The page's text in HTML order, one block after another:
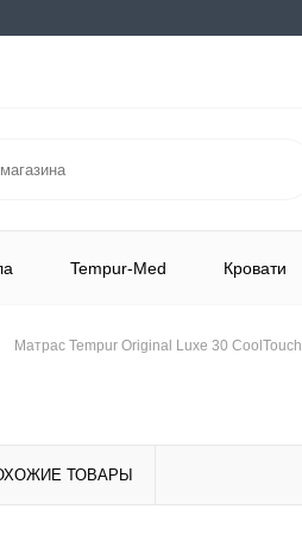
Tempur-Med Кровати
Матрас Tempur Original Luxe 30 CoolTouch
ТОВАРЫ